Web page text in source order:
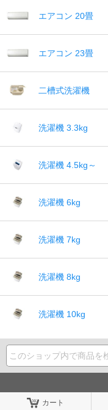
エアコン 20畳
エアコン 23畳
二槽式洗濯機
洗濯機 3.3kg
洗濯機 4.5kg～
洗濯機 6kg
洗濯機 7kg
洗濯機 8kg
洗濯機 10kg
カート